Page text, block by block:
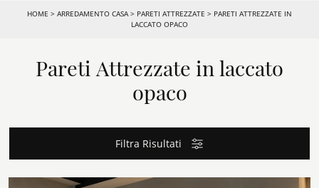
HOME > ARREDAMENTO CASA> PARETI ATTREZZATE > PARETI ATTREZZATE IN
LACCATO OPACO
Pareti Attrezzate in laccato
opaco
Filtra Risultati